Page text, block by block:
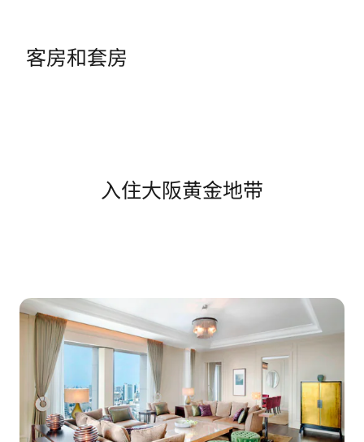
客房和套房
入住大阪黄金地带